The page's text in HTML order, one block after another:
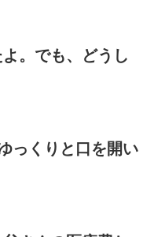
。でも、どうし
っくりと口を開い